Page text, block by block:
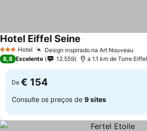
3 EstrelasHotel Design inspirado na Art Nouveau
Hotel Eiffel Seine
8,8 Excelente 12.559 a 1.1 km de Torre Eiffel
De € 154
Consulte os preços de 9 sites